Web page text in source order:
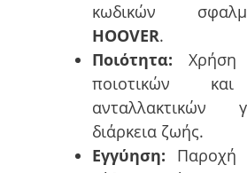
κωδικών
HOOVER.
Ποιότητα: Χρήση
ποιοτικών
ανταλλακτικών
διάρκεια ζωής.
Εγγύηση: Παροχή